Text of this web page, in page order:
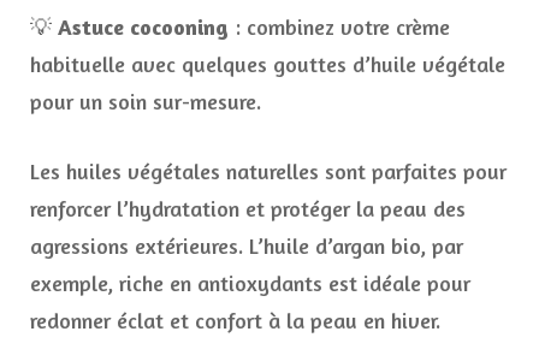
💡 Astuce cocooning : combinez votre crème
habituelle avec quelques gouttes d’huile végétale
pour un soin sur-mesure.
Les huiles végétales naturelles sont parfaites pour
renforcer l’hydratation et protéger la peau des
agressions extérieures. L’huile d’argan bio, par
exemple, riche en antioxydants est idéale pour
redonner éclat et confort à la peau en hiver.